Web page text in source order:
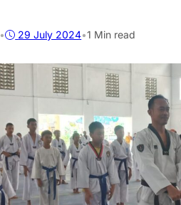
• 29 July 2024•1 Min read